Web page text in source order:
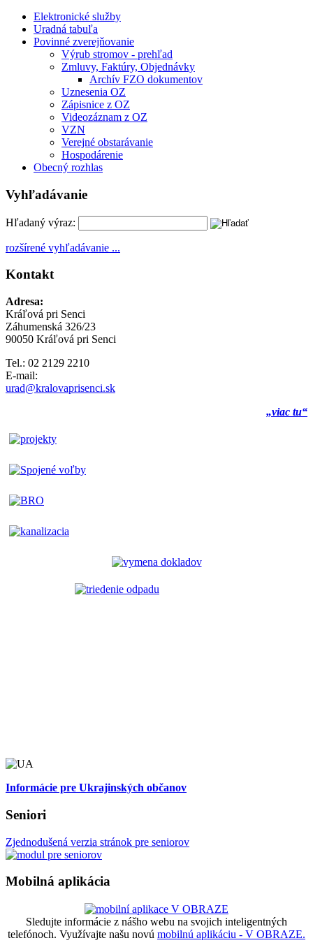
Elektronické služby
Uradná tabuľa
Povinné zverejňovanie
Výrub stromov - prehľad
Zmluvy, Faktúry, Objednávky
Archív FZO dokumentov
Uznesenia OZ
Zápisnice z OZ
Videozáznam z OZ
VZN
Verejné obstarávanie
Hospodárenie
Obecný rozhlas
Vyhľadávanie
Hľadaný výraz:
rozšírené vyhľadávanie ...
Kontakt
Adresa:
Kráľová pri Senci
Záhumenská 326/23
90050 Kráľová pri Senci
Tel.: 02 2129 2210
E-mail:
urad@kralovaprisenci.sk
„viac tu“
Informácie pre Ukrajinských občanov
Seniori
Zjednodušená verzia stránok pre seniorov
Mobilná aplikácia
Sledujte informácie z nášho webu na svojich inteligentných
telefónoch. Využívajte našu novú mobilnú aplikáciu - V OBRAZE.